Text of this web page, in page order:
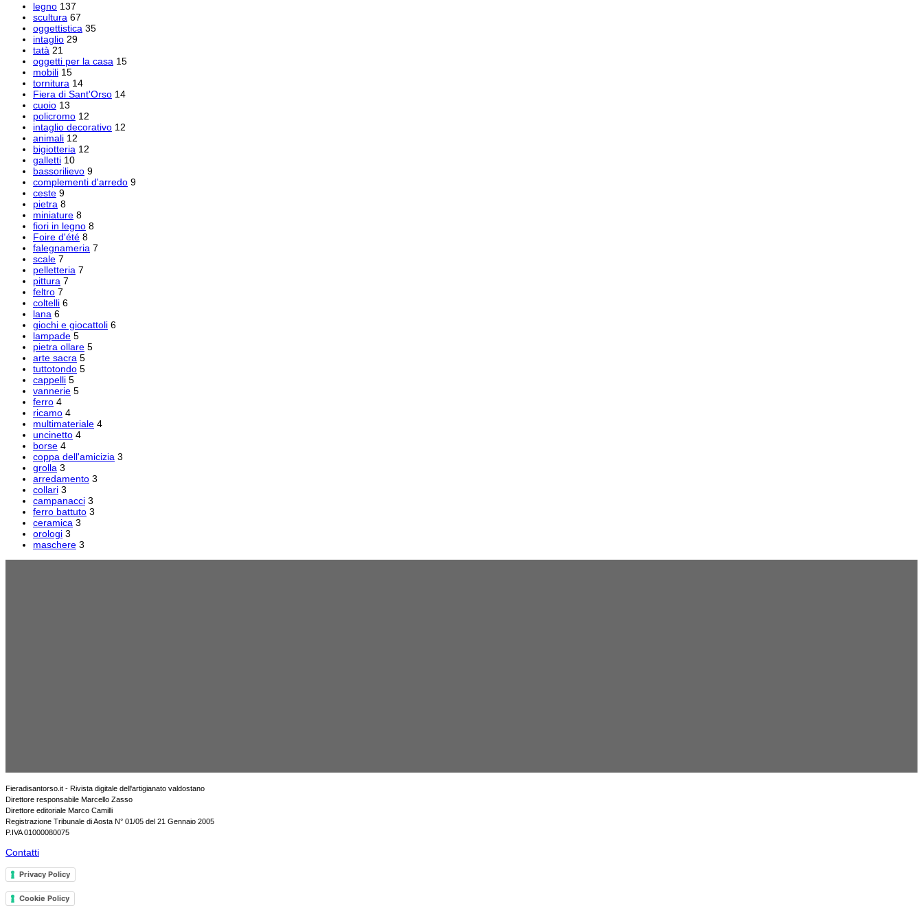
legno 137
scultura 67
oggettistica 35
intaglio 29
tatà 21
oggetti per la casa 15
mobili 15
tornitura 14
Fiera di Sant'Orso 14
cuoio 13
policromo 12
intaglio decorativo 12
animali 12
bigiotteria 12
galletti 10
bassorilievo 9
complementi d'arredo 9
ceste 9
pietra 8
miniature 8
fiori in legno 8
Foire d'été 8
falegnameria 7
scale 7
pelletteria 7
pittura 7
feltro 7
coltelli 6
lana 6
giochi e giocattoli 6
lampade 5
pietra ollare 5
arte sacra 5
tuttotondo 5
cappelli 5
vannerie 5
ferro 4
ricamo 4
multimateriale 4
uncinetto 4
borse 4
coppa dell'amicizia 3
grolla 3
arredamento 3
collari 3
campanacci 3
ferro battuto 3
ceramica 3
orologi 3
maschere 3
Fieradisantorso.it - Rivista digitale dell'artigianato valdostano
Direttore responsabile Marcello Zasso
Direttore editoriale Marco Camilli
Registrazione Tribunale di Aosta N° 01/05 del 21 Gennaio 2005
P.IVA 01000080075
Contatti
Privacy Policy
Cookie Policy